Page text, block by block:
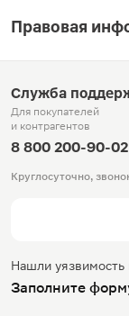
Правовая
Служба
Для покупателей
и контрагентов
8 800 200-90-02
Круглосуточно,
Нашли уязвимость
Заполните